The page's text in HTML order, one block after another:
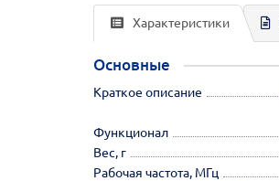
Характеристики
Основные
Краткое описание
Функционал
Вес, г
Рабочая частота, МГц